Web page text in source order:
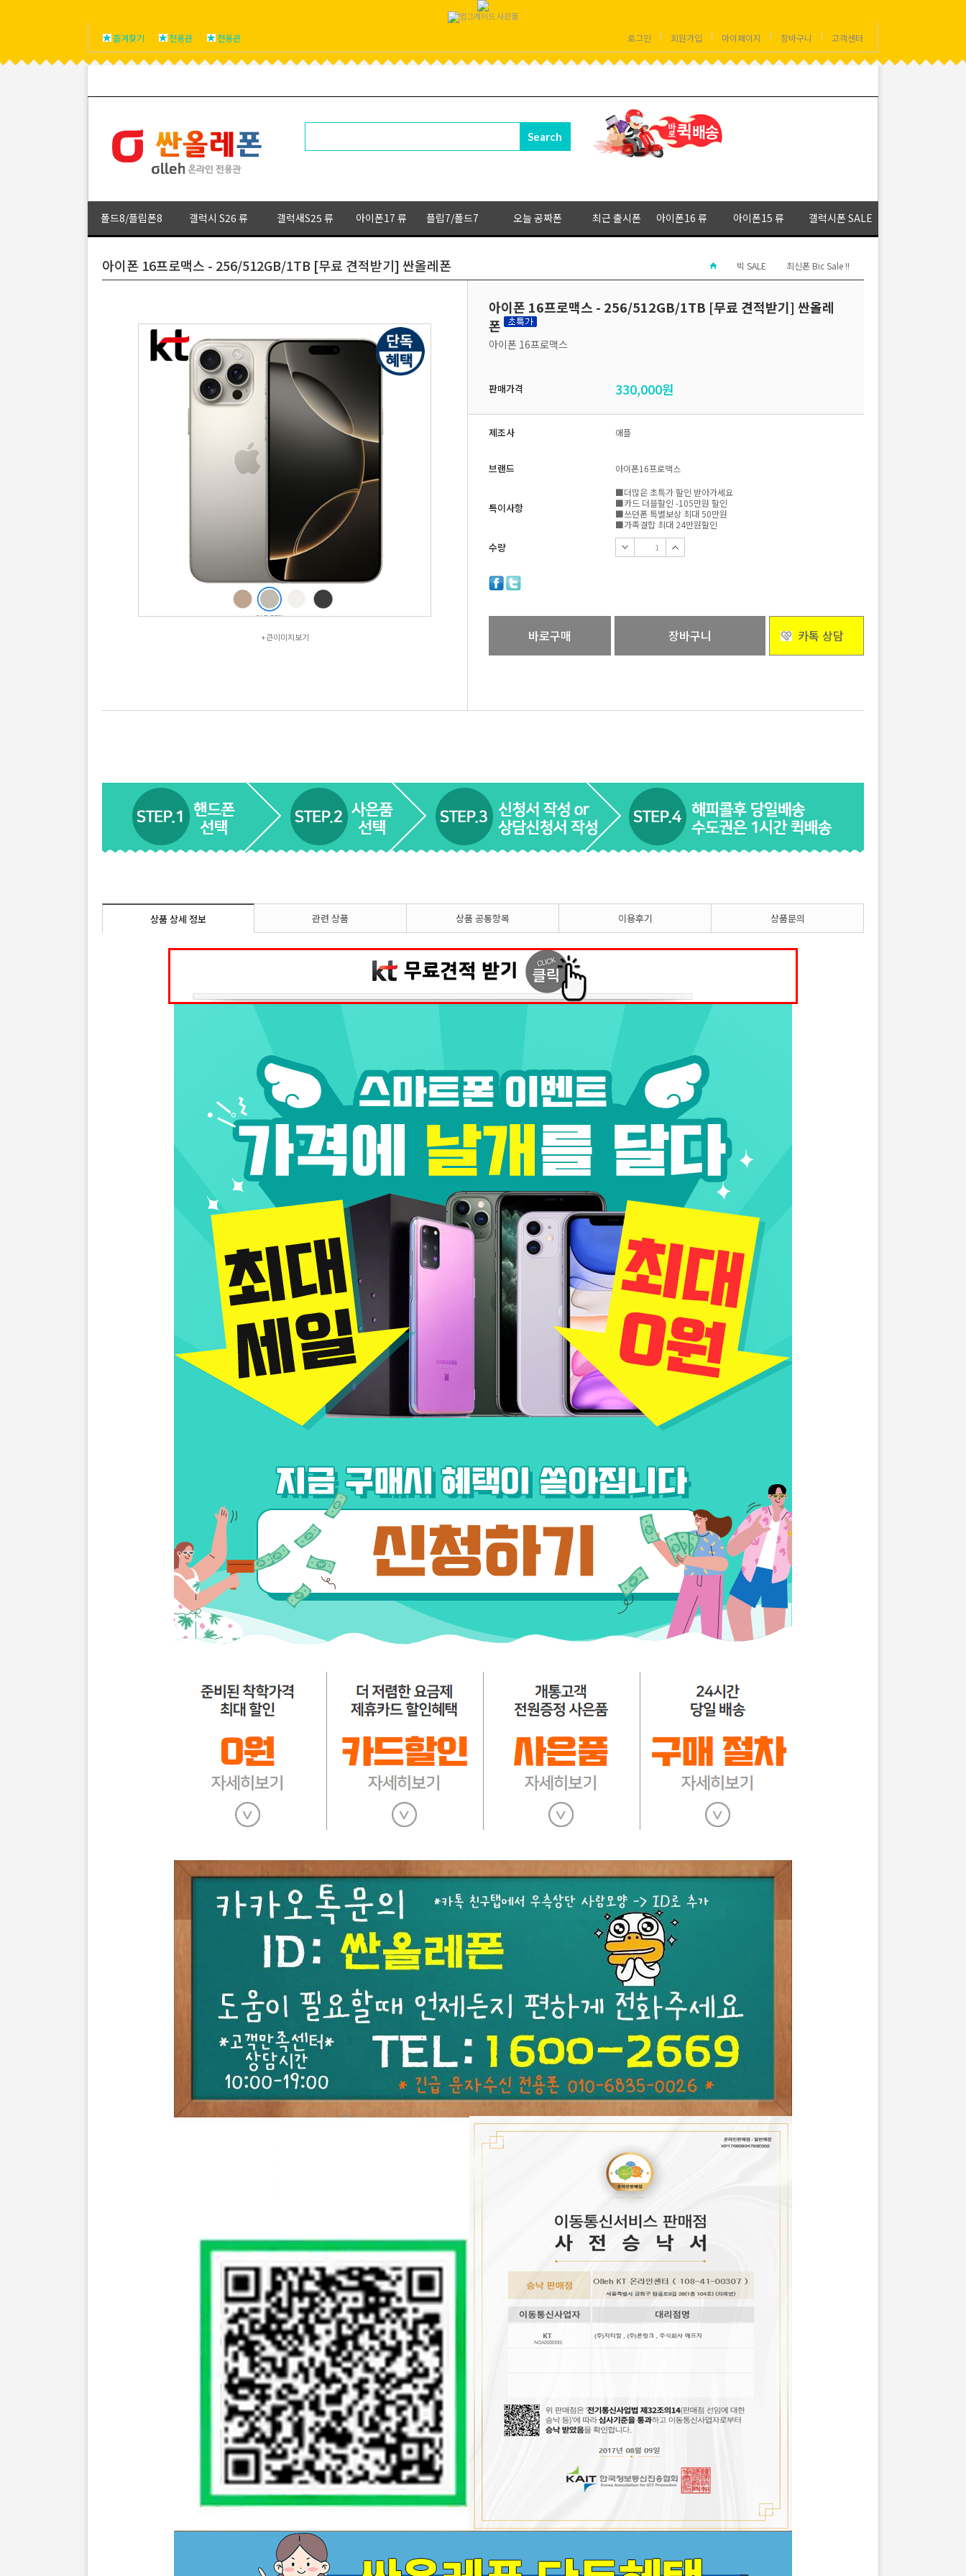
즐겨찾기 전용관 전용관 로그인 회원가입 마이페이지 장바구니 고객센터
폴드8/플립폰8 갤럭시 S26 류 갤럭새S25 류 아이폰17 류 플립7/폴드7 오늘 공짜폰 최근 출시폰 아이폰16 류 아이폰15 류 갤럭시폰 SALE
빅 SALE 최신폰 Bic Sale !!
아이폰 16프로맥스 - 256/512GB/1TB [무료 견적받기] 싼올레폰
+큰이미지보기
아이폰 16프로맥스 - 256/512GB/1TB [무료 견적받기] 싼올레
폰
아이폰 16프로맥스
판매가격 330,000원
제조사 애플
브랜드 아이폰16프로맥스
특이사항
■더많은 초특가 할인 받아가세요
■카드 더블할인 -105만원 할인
■쓰던폰 특별보상 최대 50만원
■가족결합 최대 24만원할인
수량
바로구매 장바구니 카톡 상담
상품 상세 정보 관련 상품 상품 공통항목 이용후기 상품문의